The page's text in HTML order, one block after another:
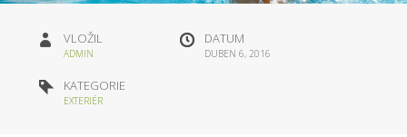
VLOŽIL
ADMIN
DATUM
DUBEN 6, 2016
KATEGORIE
EXTERIÉR